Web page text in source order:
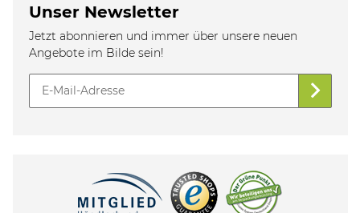
Unser Newsletter
Jetzt abonnieren und immer über unsere neuen
Angebote im Bilde sein!